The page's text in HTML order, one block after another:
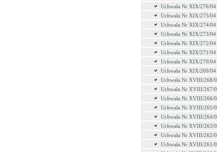
Uchwała Nr XIX/276/04
Uchwała Nr XIX/275/04
Uchwała Nr XIX/274/04
Uchwała Nr XIX/273/04
Uchwała Nr XIX/272/04
Uchwała Nr XIX/271/04
Uchwała Nr XIX/270/04
Uchwała Nr XIX/269/04
Uchwała Nr XVIII/268/
Uchwała Nr XVIII/267/
Uchwała Nr XVIII/266/
Uchwała Nr XVIII/265/
Uchwała Nr XVIII/264/
Uchwała Nr XVIII/263/
Uchwała Nr XVIII/262/
Uchwała Nr XVIII/261/